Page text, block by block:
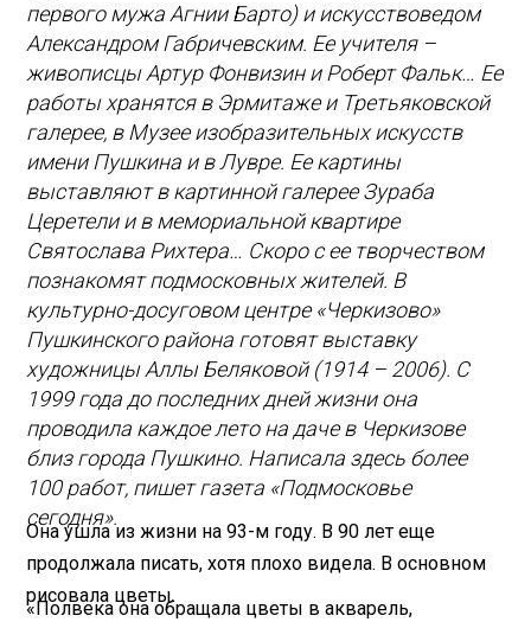
первого мужа Агнии Барто) и искусствоведом
Александром Габричевским. Ее учителя –
живописцы Артур Фонвизин и Роберт Фальк… Ее
работы хранятся в Эрмитаже и Третьяковской
галерее, в Музее изобразительных искусств
имени Пушкина и в Лувре. Ее картины
выставляют в картинной галерее Зураба
Церетели и в мемориальной квартире
Святослава Рихтера… Скоро с ее творчеством
познакомят подмосковных жителей. В
культурно-досуговом центре «Черкизово»
Пушкинского района готовят выставку
художницы Аллы Беляковой (1914 – 2006). С
1999 года до последних дней жизни она
проводила каждое лето на даче в Черкизове
близ города Пушкино. Написала здесь более
100 работ, пишет газета «Подмосковье
сегодня».
Она ушла из жизни на 93-м году. В 90 лет еще
продолжала писать, хотя плохо видела. В основном
рисовала цветы.
«Полвека она обращала цветы в акварель,